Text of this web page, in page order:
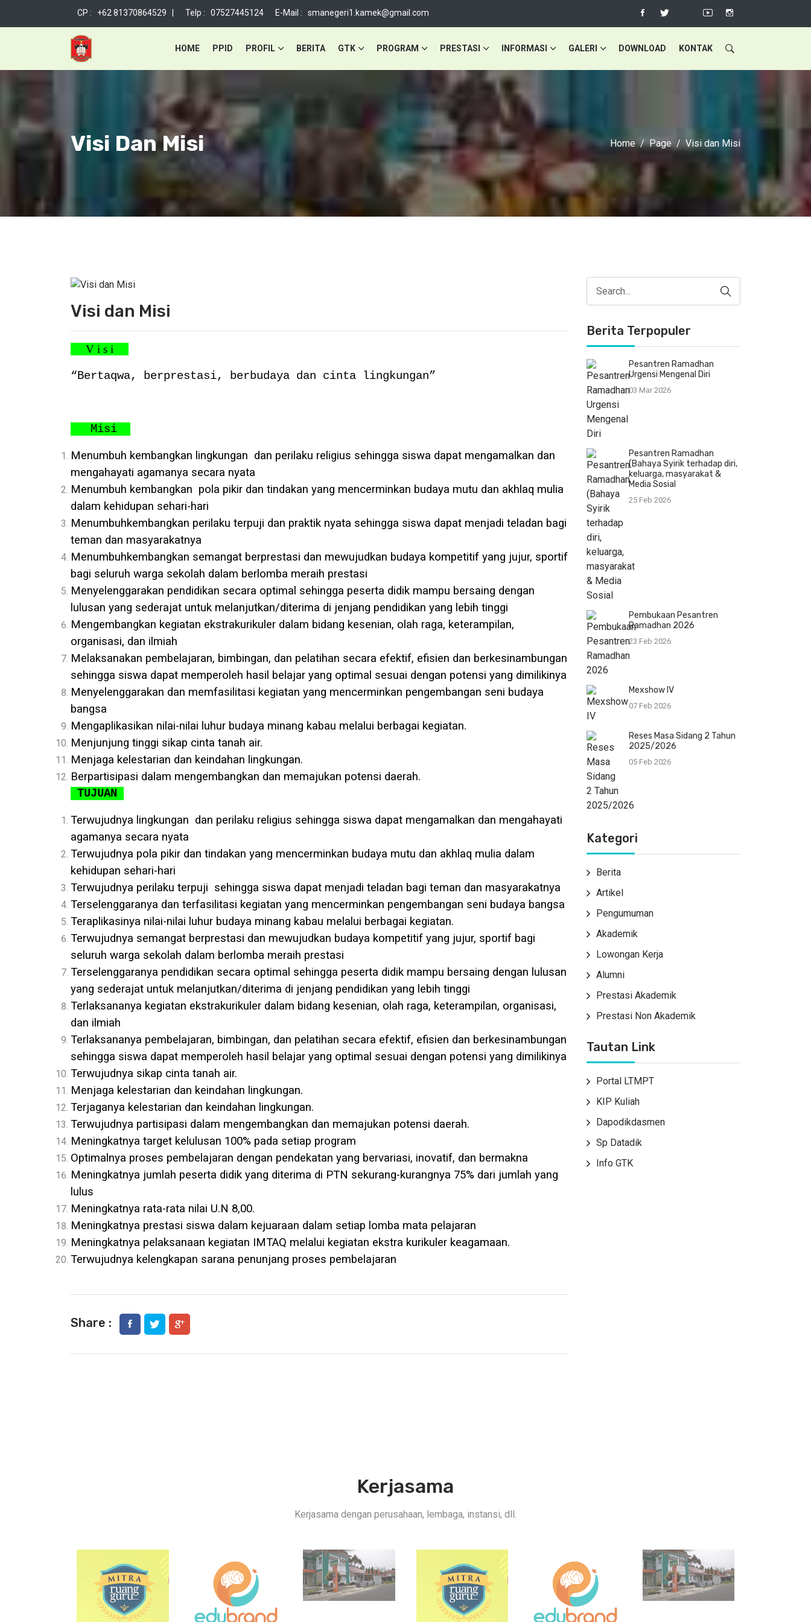
CP : +62 81370864529 | Telp : 07527445124 E-Mail : smanegeri1.kamek@gmail.com
HOME PPID PROFIL BERITA GTK PROGRAM PRESTASI INFORMASI GALERI DOWNLOAD KONTAK
Visi Dan Misi Home Page Visi dan Misi
Visi dan Misi
V i s i
“Bertaqwa, berprestasi, berbudaya dan cinta lingkungan”
Misi
Menumbuh kembangkan lingkungan dan perilaku religius sehingga siswa dapat mengamalkan dan
mengahayati agamanya secara nyata
Menumbuh kembangkan pola pikir dan tindakan yang mencerminkan budaya mutu dan akhlaq mulia
dalam kehidupan sehari-hari
Menumbuhkembangkan perilaku terpuji dan praktik nyata sehingga siswa dapat menjadi teladan bagi
teman dan masyarakatnya
Menumbuhkembangkan semangat berprestasi dan mewujudkan budaya kompetitif yang jujur, sportif
bagi seluruh warga sekolah dalam berlomba meraih prestasi
Menyelenggarakan pendidikan secara optimal sehingga peserta didik mampu bersaing dengan
lulusan yang sederajat untuk melanjutkan/diterima di jenjang pendidikan yang lebih tinggi
Mengembangkan kegiatan ekstrakurikuler dalam bidang kesenian, olah raga, keterampilan,
organisasi, dan ilmiah
Melaksanakan pembelajaran, bimbingan, dan pelatihan secara efektif, efisien dan berkesinambungan
sehingga siswa dapat memperoleh hasil belajar yang optimal sesuai dengan potensi yang dimilikinya
Menyelenggarakan dan memfasilitasi kegiatan yang mencerminkan pengembangan seni budaya
bangsa
Mengaplikasikan nilai-nilai luhur budaya minang kabau melalui berbagai kegiatan.
Menjunjung tinggi sikap cinta tanah air.
Menjaga kelestarian dan keindahan lingkungan.
Berpartisipasi dalam mengembangkan dan memajukan potensi daerah.
TUJUAN
Terwujudnya lingkungan dan perilaku religius sehingga siswa dapat mengamalkan dan mengahayati
agamanya secara nyata
Terwujudnya pola pikir dan tindakan yang mencerminkan budaya mutu dan akhlaq mulia dalam
kehidupan sehari-hari
Terwujudnya perilaku terpuji sehingga siswa dapat menjadi teladan bagi teman dan masyarakatnya
Terselenggaranya dan terfasilitasi kegiatan yang mencerminkan pengembangan seni budaya bangsa
Teraplikasinya nilai-nilai luhur budaya minang kabau melalui berbagai kegiatan.
Terwujudnya semangat berprestasi dan mewujudkan budaya kompetitif yang jujur, sportif bagi
seluruh warga sekolah dalam berlomba meraih prestasi
Terselenggaranya pendidikan secara optimal sehingga peserta didik mampu bersaing dengan lulusan
yang sederajat untuk melanjutkan/diterima di jenjang pendidikan yang lebih tinggi
Terlaksananya kegiatan ekstrakurikuler dalam bidang kesenian, olah raga, keterampilan, organisasi,
dan ilmiah
Terlaksananya pembelajaran, bimbingan, dan pelatihan secara efektif, efisien dan berkesinambungan
sehingga siswa dapat memperoleh hasil belajar yang optimal sesuai dengan potensi yang dimilikinya
Terwujudnya sikap cinta tanah air.
Menjaga kelestarian dan keindahan lingkungan.
Terjaganya kelestarian dan keindahan lingkungan.
Terwujudnya partisipasi dalam mengembangkan dan memajukan potensi daerah.
Meningkatnya target kelulusan 100% pada setiap program
Optimalnya proses pembelajaran dengan pendekatan yang bervariasi, inovatif, dan bermakna
Meningkatnya jumlah peserta didik yang diterima di PTN sekurang-kurangnya 75% dari jumlah yang
lulus
Meningkatnya rata-rata nilai U.N 8,00.
Meningkatnya prestasi siswa dalam kejuaraan dalam setiap lomba mata pelajaran
Meningkatnya pelaksanaan kegiatan IMTAQ melalui kegiatan ekstra kurikuler keagamaan.
Terwujudnya kelengkapan sarana penunjang proses pembelajaran
Share :
Berita Terpopuler
Pesantren Ramadhan
Urgensi Mengenal Diri
03 Mar 2026
Pesantren Ramadhan
(Bahaya Syirik terhadap diri,
keluarga, masyarakat &
Media Sosial
25 Feb 2026
Pembukaan Pesantren
Ramadhan 2026
23 Feb 2026
Mexshow IV
07 Feb 2026
Reses Masa Sidang 2 Tahun
2025/2026
05 Feb 2026
Kategori
Berita
Artikel
Pengumuman
Akademik
Lowongan Kerja
Alumni
Prestasi Akademik
Prestasi Non Akademik
Tautan Link
Portal LTMPT
KIP Kuliah
Dapodikdasmen
Sp Datadik
Info GTK
Kerjasama
Kerjasama dengan perusahaan, lembaga, instansi, dll.